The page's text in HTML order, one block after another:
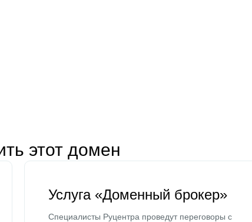
этот домен
Услуга «Доменный брокер»
Специалисты Руцентра проведут переговоры с